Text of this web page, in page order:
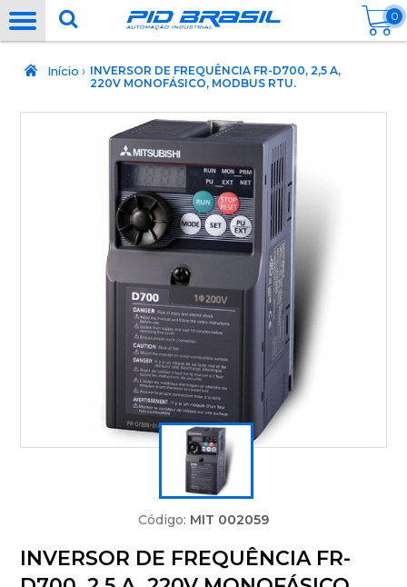
0
Início › INVERSOR DE FREQUÊNCIA FR-D700, 2,5 A,
220V MONOFÁSICO, MODBUS RTU.
Código: MIT 002059
INVERSOR DE FREQUÊNCIA FR-